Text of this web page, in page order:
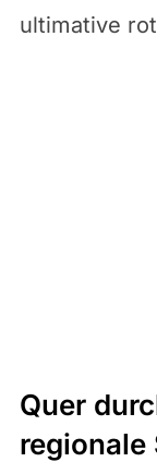
ultimative
Quer
regionale